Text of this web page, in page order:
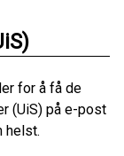
for å få de
(UiS) på e-post
helst.